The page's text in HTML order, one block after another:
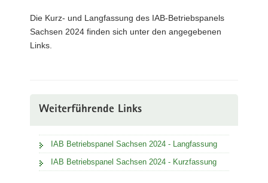
Die Kurz- und Langfassung des IAB-Betriebspanels
Sachsen 2024 finden sich unter den angegebenen
Links.
Weiterführende Links
IAB Betriebspanel Sachsen 2024 - Langfassung
IAB Betriebspanel Sachsen 2024 - Kurzfassung